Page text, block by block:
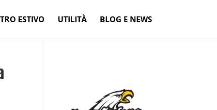
ESTIVO UTILITÀ BLOG E NEWS